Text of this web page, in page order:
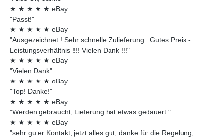
★ ★ ★ ★ ★ eBay
"Passt!"
★ ★ ★ ★ ★ eBay
"Ausgezeichnet ! Sehr schnelle Zulieferung ! Gutes Preis -
Leistungsverhältnis !!!! Vielen Dank !!!"
★ ★ ★ ★ ★ eBay
"Vielen Dank"
★ ★ ★ ★ ★ eBay
"Top! Danke!"
★ ★ ★ ★ ★ eBay
"Werden gebraucht, Lieferung hat etwas gedauert."
★ ★ ★ ★ ★ eBay
"sehr guter Kontakt, jetzt alles gut, danke für die Regelung,